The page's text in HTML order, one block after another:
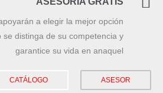
a elegir la mejor opción
se distinga de su competencia y
garantice su vida en anaquel
ASESOR
CATÁLOGO